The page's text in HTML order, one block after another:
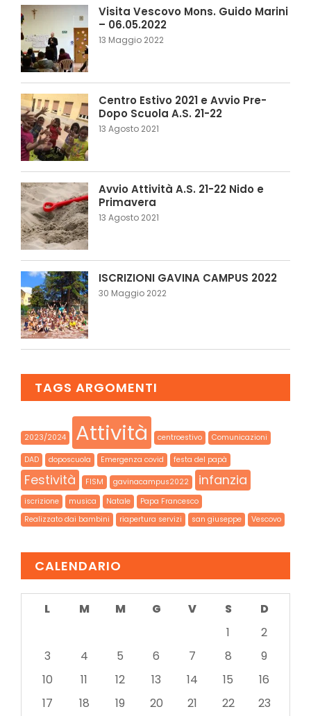
Visita Vescovo Mons. Guido Marini
– 06.05.2022
13 Maggio 2022
Centro Estivo 2021 e Avvio Pre-
Dopo Scuola A.S. 21-22
13 Agosto 2021
Avvio Attività A.S. 21-22 Nido e
Primavera
13 Agosto 2021
ISCRIZIONI GAVINA CAMPUS 2022
30 Maggio 2022
TAGS ARGOMENTI
2023/2024 Attività centroestivo Comunicazioni
DAD doposcuola Emergenza covid festa del papà
Festività FISM gavinacampus2022 infanzia
iscrizione musica Natale
Papa Francesco
Realizzato dai bambini
riapertura servizi san giuseppe Vescovo
CALENDARIO
L M M G V S
D
1
2
3
4 5 6 7 8
9
10
11 12 13 14 15
16
17
18 19 20 21 22
23